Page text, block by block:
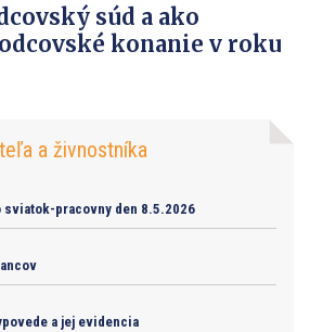
súd a ako
konanie v roku
a živnostníka
sviatok-pracovny den 8.5.2026
a jej evidencia